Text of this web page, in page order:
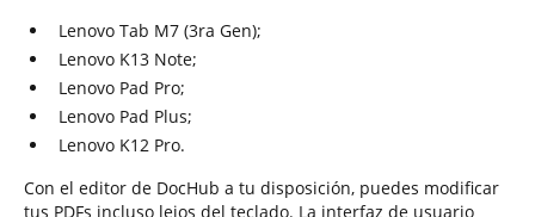
Lenovo Tab M7 (3ra Gen);
Lenovo K13 Note;
Lenovo Pad Pro;
Lenovo Pad Plus;
Lenovo K12 Pro.
Con el editor de DocHub a tu disposición, puedes modificar
tus PDFs incluso lejos del teclado. La interfaz de usuario